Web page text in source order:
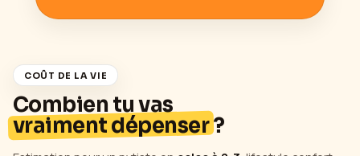
COÛT DE LA VIE
Combien tu vas
vraiment dépenser?